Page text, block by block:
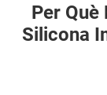
Per Què
Silicona